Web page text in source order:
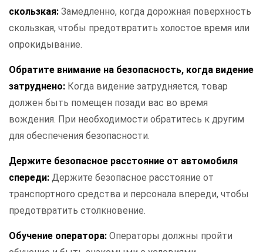
скользкая: Замедленно, когда дорожная поверхность
скользкая, чтобы предотвратить холостое время или
опрокидывание.
Обратите внимание на безопасность, когда видение
затруднено: Когда видение затрудняется, товар
должен быть помещен позади вас во время
вождения. При необходимости обратитесь к другим
для обеспечения безопасности.
Держите безопасное расстояние от автомобиля
спереди: Держите безопасное расстояние от
транспортного средства и персонала впереди, чтобы
предотвратить столкновение.
Обучение оператора: Операторы должны пройти